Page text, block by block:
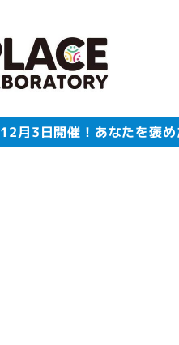
12月3日開催！あなたを褒